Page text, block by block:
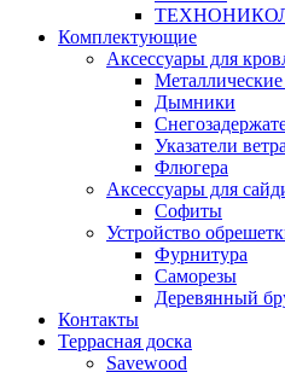
Комплектующие
Аксессуары для
Металлические
Дымники
Указатели ветра
Флюгера
Аксессуары для
Софиты
Устройство
Фурнитура
Саморезы
Деревянный
Контакты
Террасная доска
Savewood